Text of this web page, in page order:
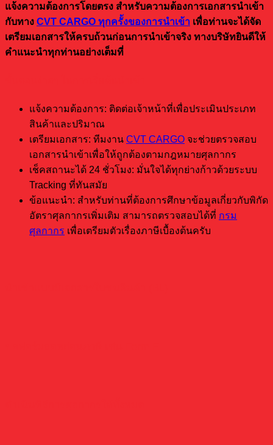
แจ้งความต้องการโดยตรง สำหรับความต้องการเอกสารนำเข้า
กับทาง CVT CARGO ทุกครั้งของการนำเข้า เพื่อท่านจะได้จัด
เตรียมเอกสารให้ครบถ้วนก่อนการนำเข้าจริง ทางบริษัทยินดีให้
คำแนะนำทุกท่านอย่างเต็มที่
แจ้งความต้องการ: ติดต่อเจ้าหน้าที่เพื่อประเมินประเภท
สินค้าและปริมาณ
เตรียมเอกสาร: ทีมงาน CVT CARGO จะช่วยตรวจสอบ
เอกสารนำเข้าเพื่อให้ถูกต้องตามกฎหมายศุลกากร
เช็คสถานะได้ 24 ชั่วโมง: มั่นใจได้ทุกย่างก้าวด้วยระบบ
Tracking ที่ทันสมัย
ข้อแนะนำ: สำหรับท่านที่ต้องการศึกษาข้อมูลเกี่ยวกับพิกัด
อัตราศุลกากรเพิ่มเติม สามารถตรวจสอบได้ที่ กรม
ศุลกากร เพื่อเตรียมตัวเรื่องภาษีเบื้องต้นครับ